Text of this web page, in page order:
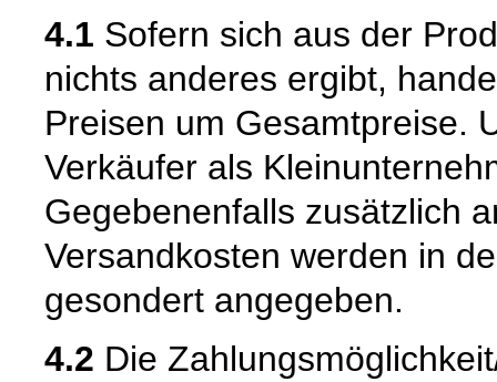
4.1 Sofern sich aus der
nichts anderes ergibt,
Preisen um Gesamtpreise.
Verkäufer als
Gegebenenfalls zusätzlich
Versandkosten werden in
gesondert angegeben.
4.2 Die